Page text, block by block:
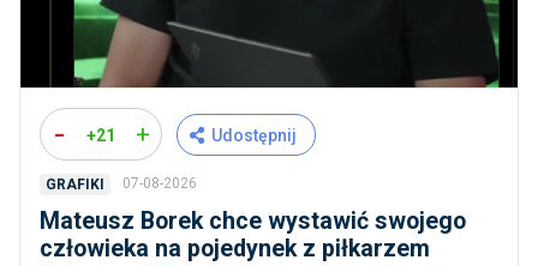
- +21 + Udostępnij
GRAFIKI 07-08-2026
Mateusz Borek chce wystawić swojego
człowieka na pojedynek z piłkarzem